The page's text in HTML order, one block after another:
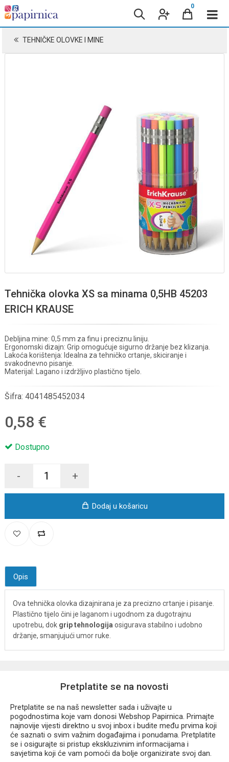
0
TEHNIČKE OLOVKE I MINE
Tehnička olovka XS sa minama 0,5HB 45203
ERICH KRAUSE
Debljina mine: 0,5 mm za finu i preciznu liniju.
Ergonomski dizajn: Grip omogućuje sigurno držanje bez klizanja.
Lakoća korištenja: Idealna za tehničko crtanje, skiciranje i
svakodnevno pisanje.
Materijal: Lagano i izdržljivo plastično tijelo.
Šifra: 4041485452034
0,58 €
Dostupno
- +
Dodaj u košaricu
Opis
Ova tehnička olovka dizajnirana je za precizno crtanje i pisanje.
Plastično tijelo čini je laganom i ugodnom za dugotrajnu
upotrebu, dok grip tehnologija osigurava stabilno i udobno
držanje, smanjujući umor ruke.
Pretplatite se na novosti
Pretplatite se na naš newsletter sada i uživajte u
pogodnostima koje vam donosi Webshop Papirnica. Primajte
najnovije vijesti direktno u svoj inbox i budite među prvima koji
će saznati o svim važnim događajima i ponudama. Pretplatite
se i osigurajte si pristup ekskluzivnim informacijama i
savjetima koji će vam pomoći da bolje organizirate svoj dan.